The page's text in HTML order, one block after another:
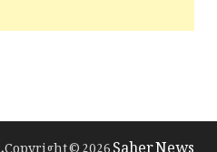
Copyright © 2026Saher News
.